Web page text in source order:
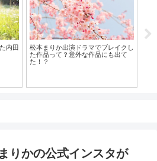
内田
松本まりか出演ドラマでブレイクし
た作品って？意外な作品にも出て
た！？
りかの公式インスタが